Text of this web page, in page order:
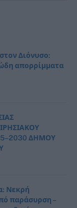
Διόνυσο:
απορρίμματα
ΔΗΜΟΥ
Νεκρή
παράσυρση –